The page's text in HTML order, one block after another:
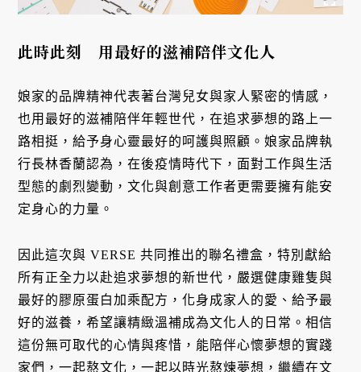
此時此刻 用最好的滋補陪伴文化人
娘家的品牌精神代表著台灣兒女與家人緊密的情感，
也用最好的滋補陪伴年輕世代，在追求夢想的路上一
路相挺，給予身心靈最好的呵護與照顧。娘家品牌執
行長林香蘭認為，在後疫情時代下，面對工作與生活
型態的劇烈變動，文化與創意工作者更需要擁有能安
定身心的力量。
因此這次與 VERSE 共同推出的聯名禮盒，特別獻給
所有正全力以赴追求夢想的新世代，嚴選健康雞隻與
最好的膠原蛋白加乘配方，化身成家人的愛、給予最
好的滋養，希望讓精緻溫補成為文化人的日常。相信
這份無可取代的心情與疼惜，能陪伴心懷夢想的實踐
家們，一起熬文化，一起以時光熬煉夢想，繼續在文